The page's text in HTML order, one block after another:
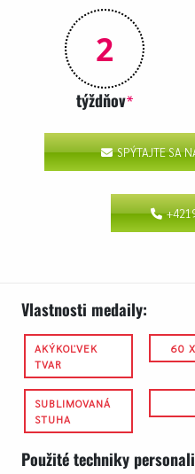
2
týždňov*
SPÝTAJTE SA
Vlastnosti medaily:
AKÝKOĽVEK
TVAR
60
SUBLIMOVANÁ
STUHA
Použité techniky